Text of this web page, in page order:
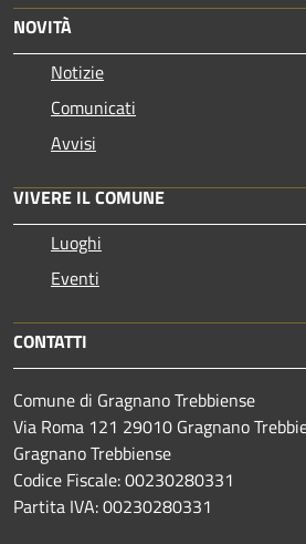
NOVITÀ
Notizie
Comunicati
Avvisi
VIVERE IL COMUNE
Luoghi
Eventi
CONTATTI
Comune di Gragnano Trebbiense
Via Roma 121 29010 Gragnano
Gragnano Trebbiense
Codice Fiscale: 00230280331
Partita IVA: 00230280331